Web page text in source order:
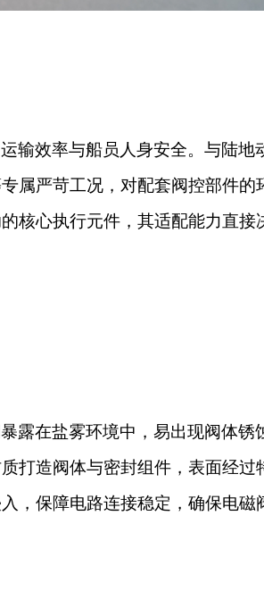
输效率与船员人身安全。与陆地
属严苛工况，对配套阀控部件
核心执行元件，其适配能力直
露在盐雾环境中，易出现阀体锈
打造阀体与密封组件，表面经
，保障电路连接稳定，确保电